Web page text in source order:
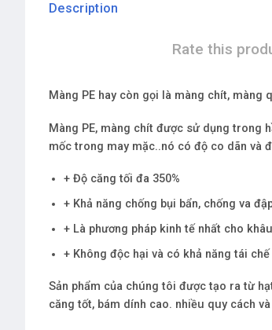
Description
Rate this
Màng PE hay còn gọi là màng chít, màng
Màng PE, màng chít được sử dụng trong
mốc trong may mặc..nó có độ co dãn và
+ Độ căng tối đa 350%
+ Khả năng chống bụi bẩn, chống va
+ Là phương pháp kinh tế nhất cho
+ Không độc hại và có khả năng tái chế
Sản phẩm của chúng tôi được tạo ra từ
căng tốt, bám dính cao. nhiều quy cách